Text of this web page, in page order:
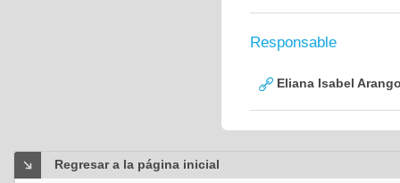
Responsable
Eliana Isabel
Regresar a la página inicial